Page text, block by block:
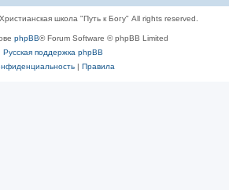
школа "Путь к Богу" All rights reserved.
phpBB® Forum Software © phpBB Limited
Русская поддержка phpBB
| Правила